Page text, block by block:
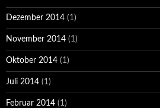
Dezember 2014 (1)
November 2014 (1)
Oktober 2014 (1)
Juli 2014 (1)
Februar 2014 (1)